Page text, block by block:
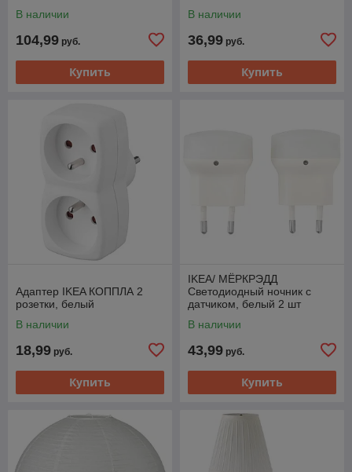
В наличии
104,99 руб.
Купить
В наличии
36,99 руб.
Купить
Адаптер IKEA КОППЛА 2
розетки, белый
В наличии
18,99 руб.
Купить
IKEA/ МЁРКРЭДД
Светодиодный ночник с
датчиком, белый 2 шт
В наличии
43,99 руб.
Купить